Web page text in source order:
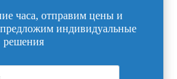
часа, отправим цены и
индивидуальные
решения